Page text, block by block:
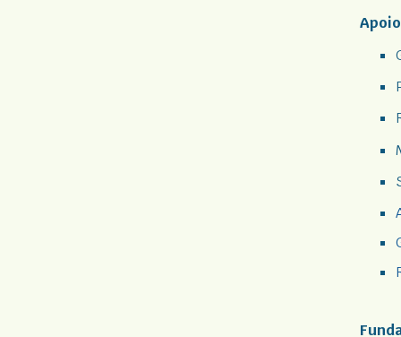
Apoio